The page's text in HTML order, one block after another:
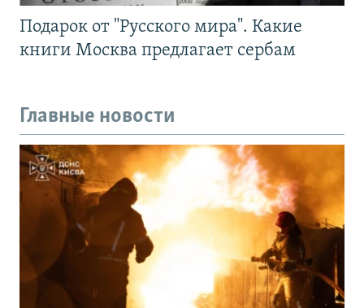
Подарок от "Русского мира". Какие
книги Москва предлагает сербам
Главные новости